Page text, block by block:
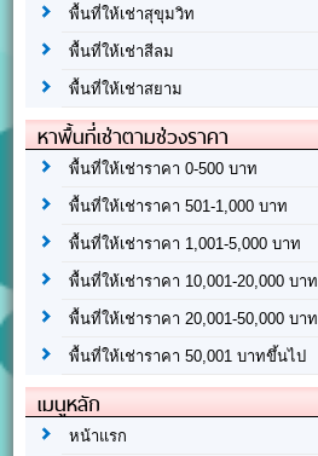
พื้นที่ให้เช่าสุขุมวิท
พื้นที่ให้เช่าสีลม
พื้นที่ให้เช่าสยาม
หาพื้นที่เช่าตามช่วงราคา
พื้นที่ให้เช่าราคา 0-500 บาท
พื้นที่ให้เช่าราคา 501-1,000 บาท
พื้นที่ให้เช่าราคา 1,001-5,000 บาท
พื้นที่ให้เช่าราคา 10,001-20,000 บาท
พื้นที่ให้เช่าราคา 20,001-50,000 บาท
พื้นที่ให้เช่าราคา 50,001 บาทขึ้นไป
เมนูหลัก
หน้าแรก